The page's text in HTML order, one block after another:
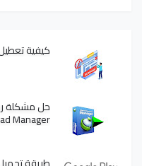
كيفية
حل مشكلة
Manager